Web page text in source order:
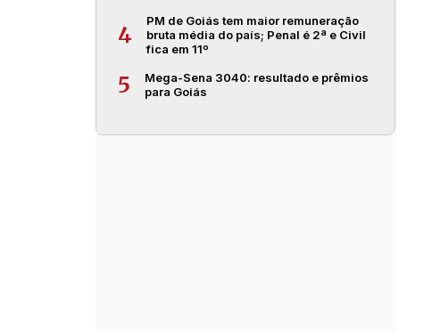
4
PM de Goiás tem maior remuneração
bruta média do país; Penal é 2ª e Civil
fica em 11º
5
Mega-Sena 3040: resultado e prêmios
para Goiás